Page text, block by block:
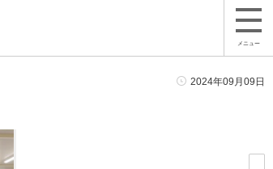
メニュー
2024年09月09日